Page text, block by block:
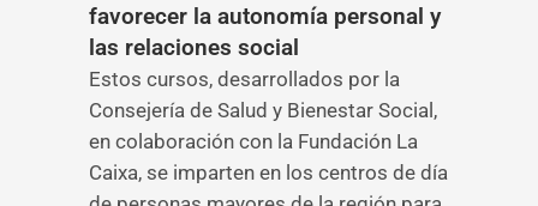
favorecer la autonomía personal y
las relaciones social
Estos cursos, desarrollados por la
Consejería de Salud y Bienestar Social,
en colaboración con la Fundación La
Caixa, se imparten en los centros de día